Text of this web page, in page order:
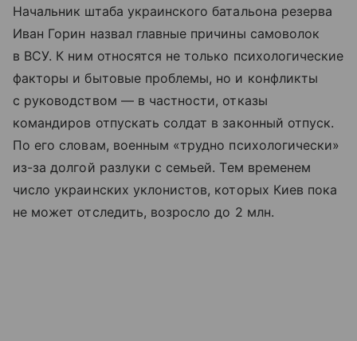
Начальник штаба украинского батальона резерва
Иван Горин назвал главные причины самоволок
в ВСУ. К ним относятся не только психологические
факторы и бытовые проблемы, но и конфликты
с руководством — в частности, отказы
командиров отпускать солдат в законный отпуск.
По его словам, военным «трудно психологически»
из-за долгой разлуки с семьей. Тем временем
число украинских уклонистов, которых Киев пока
не может отследить, возросло до 2 млн.